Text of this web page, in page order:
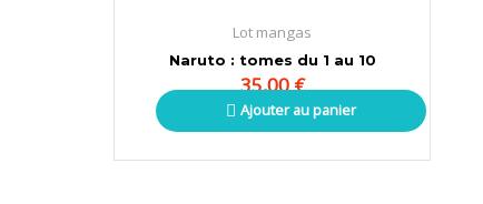
Lot mangas
Naruto : tomes du 1 au 10
35,00€
Ajouter au panier